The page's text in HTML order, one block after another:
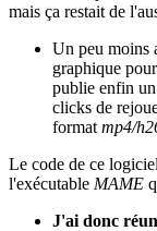
mais ça restait de
Un peu moins
graphique
publie enfin
clicks de
format mp4/
Le code de ce
l'exécutable MAME
J'ai donc